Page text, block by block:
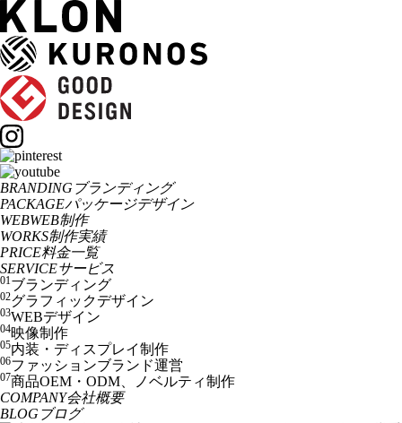
BRANDING ブランディング
PACKAGEパッケージデザイン
WEBWEB制作
WORKS制作実績
PRICE料金一覧
SERVICEサービス
01ブランディング
02グラフィックデザイン
03WEBデザイン
04映像制作
05内装・ディスプレイ制作
06ファッションブランド運営
07商品OEM・ODM、ノベルティ制作
COMPANY会社概要
BLOG ブログ